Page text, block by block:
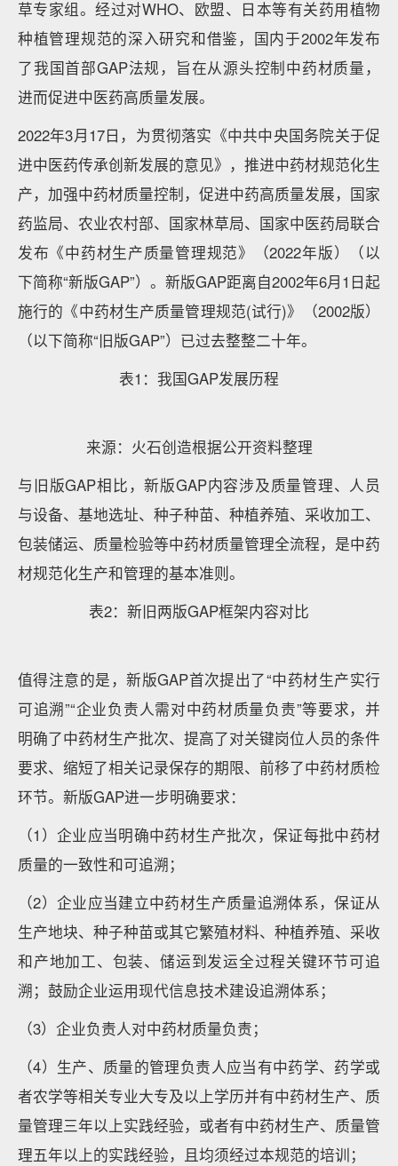
草专家组。经过对WHO、欧盟、日本等有关药用植物
种植管理规范的深入研究和借鉴，国内于2002年发布
了我国首部GAP法规，旨在从源头控制中药材质量，
进而促进中医药高质量发展。
2022年3月17日，为贯彻落实《中共中央国务院关于促
进中医药传承创新发展的意见》，推进中药材规范化生
产，加强中药材质量控制，促进中药高质量发展，国家
药监局、农业农村部、国家林草局、国家中医药局联合
发布《中药材生产质量管理规范》（2022年版）（以
下简称“新版GAP”）。新版GAP距离自2002年6月1日起
施行的《中药材生产质量管理规范(试行)》（2002版）
（以下简称“旧版GAP”）已过去整整二十年。
表1：我国GAP发展历程
来源：火石创造根据公开资料整理
与旧版GAP相比，新版GAP内容涉及质量管理、人员
与设备、基地选址、种子种苗、种植养殖、采收加工、
包装储运、质量检验等中药材质量管理全流程，是中药
材规范化生产和管理的基本准则。
表2：新旧两版GAP框架内容对比
值得注意的是，新版GAP首次提出了“中药材生产实行
可追溯”“企业负责人需对中药材质量负责”等要求，并
明确了中药材生产批次、提高了对关键岗位人员的条件
要求、缩短了相关记录保存的期限、前移了中药材质检
环节。新版GAP进一步明确要求：
（1）企业应当明确中药材生产批次，保证每批中药材
质量的一致性和可追溯；
（2）企业应当建立中药材生产质量追溯体系，保证从
生产地块、种子种苗或其它繁殖材料、种植养殖、采收
和产地加工、包装、储运到发运全过程关键环节可追
溯；鼓励企业运用现代信息技术建设追溯体系；
（3）企业负责人对中药材质量负责；
（4）生产、质量的管理负责人应当有中药学、药学或
者农学等相关专业大专及以上学历并有中药材生产、质
量管理三年以上实践经验，或者有中药材生产、质量管
理五年以上的实践经验，且均须经过本规范的培训；